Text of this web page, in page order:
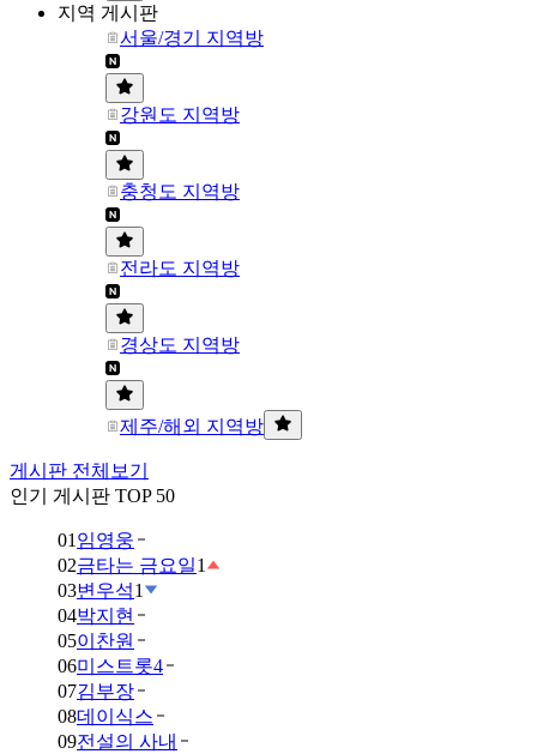
지역 게시판
서울/경기 지역방
강원도 지역방
충청도 지역방
전라도 지역방
경상도 지역방
제주/해외 지역방
게시판 전체보기
인기 게시판 TOP 50
01 임영웅
02금타는 금요일1
03변우석1
04박지현
05이찬원
06미스트롯4
07김부장
08데이식스
09전설의 사내